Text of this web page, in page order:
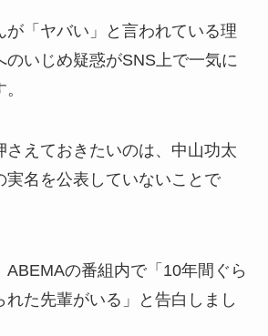
が「ヤバい」と言われている理
のいじめ疑惑がSNS上で一気に
さえておきたいのは、中山功太
実名を公表していないことで
ABEMAの番組内で「10年間ぐら
れた先輩がいる」と告白しまし